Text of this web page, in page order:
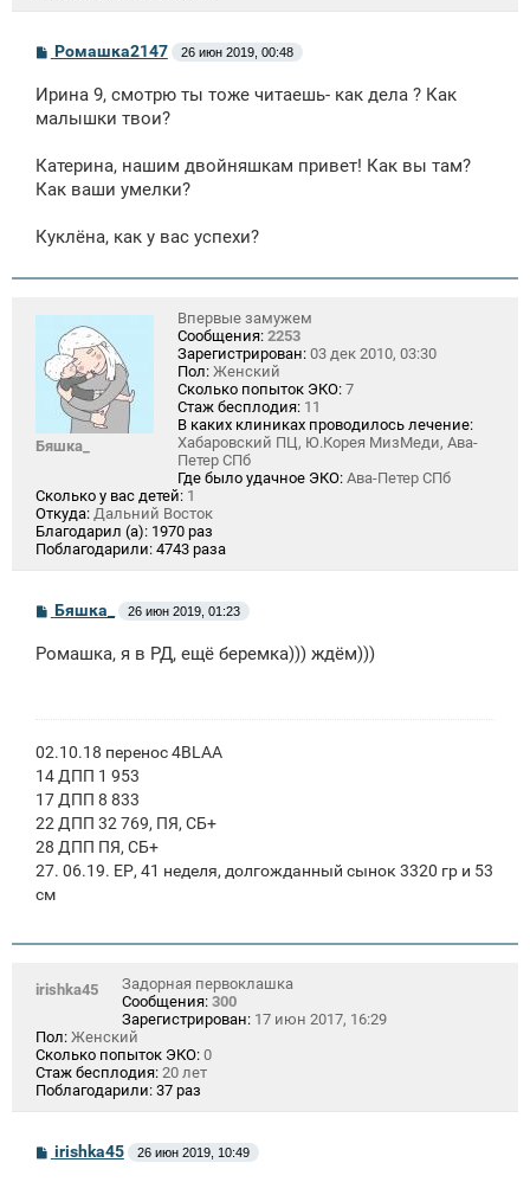
С
о
б
щ
и
Ромашка2147 26 июн 2019, 00:48
Ирина 9, смотрю ты тоже читаешь- как дела ? Как
малышки твои?
Катерина, нашим двойняшкам привет! Как вы там?
Как ваши умелки?
Куклёна, как у вас успехи?
Бяшка_
Впервые замужем
Сообщения: 2253
Зарегистрирован: 03 дек 2010, 03:30
Пол: Женский
Сколько попыток ЭКО: 7
Стаж бесплодия: 11
В каких клиниках проводилось лечение:
Хабаровский ПЦ, Ю.Корея МизМеди, Ава-
Петер СПб
Где было удачное ЭКО: Ава-Петер СПб
Сколько у вас детей: 1
Откуда: Дальний Восток
Благодарил (а): 1970 раз
Поблагодарили: 4743 раза
С
о
б
Бяшка_ 26 июн 2019, 01:23
Ромашка, я в РД, ещё беремка))) ждём)))
02.10.18 перенос 4BLAA
14 ДПП 1 953
17 ДПП 8 833
22 ДПП 32 769, ПЯ, СБ+
28 ДПП ПЯ, СБ+
27. 06.19. ЕР, 41 неделя, долгожданный сынок 3320 гр и 53
см
irishka45
Задорная первоклашка
Сообщения: 300
Зарегистрирован: 17 июн 2017, 16:29
Пол: Женский
Сколько попыток ЭКО: 0
Стаж бесплодия: 20 лет
Поблагодарили: 37 раз
С
о
irishka45 26 июн 2019, 10:49